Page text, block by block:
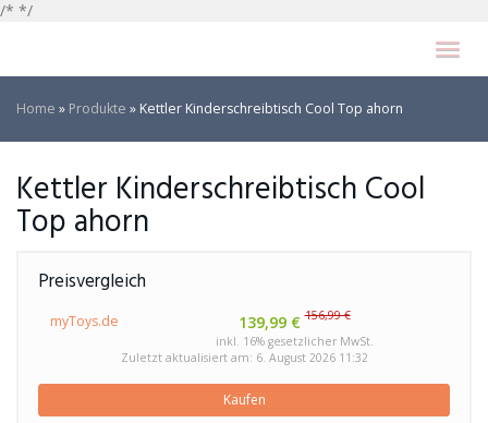
/* */Skip
content
Home » Produkte » Kettler Kinderschreibtisch Cool Top ahorn
Kettler Kinderschreibtisch Cool
Top ahorn
Preisvergleich
myToys.de 139,99 €156,99 €
inkl. 16% gesetzlicher MwSt.
Zuletzt aktualisiert am: 6. August 2026 11:32
Kaufen